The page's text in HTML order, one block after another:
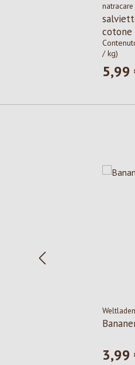
natracare
cotone
/ kg)
Prezzo
5,99
Prezzo
3,99